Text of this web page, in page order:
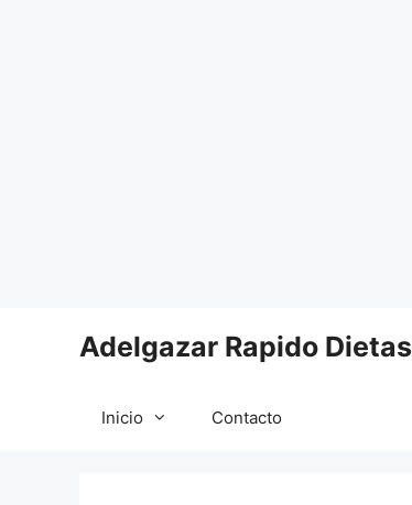
Adelgazar Rapido Dietas
Inicio Contacto